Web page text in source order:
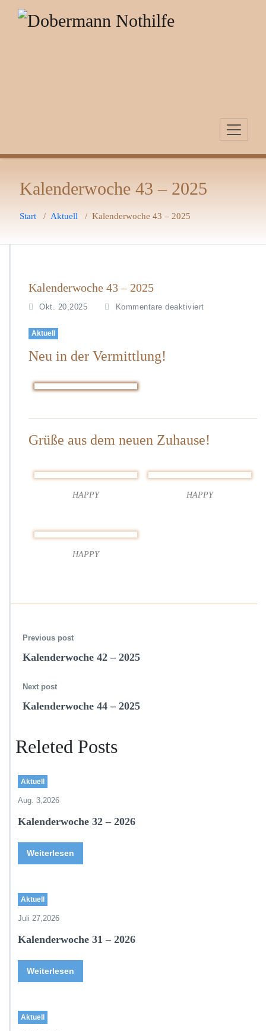
Zum
Kalenderwoche 43 – 2025
Start / Aktuell / Kalenderwoche 43 – 2025
Kalenderwoche 43 – 2025
Okt. 20,2025 Kommentare deaktiviert
w
h
4
Aktuell
Neu in der Vermittlung!
Grüße aus dem neuen Zuhause!
HAPPY HAPPY
HAPPY
Previous post
Kalenderwoche 42 – 2025
Next post
Kalenderwoche 44 – 2025
Releted Posts
Aktuell
Aug. 3,2026
Kalenderwoche 32 – 2026
Weiterlesen
Aktuell
Juli 27,2026
Kalenderwoche 31 – 2026
Weiterlesen
Aktuell